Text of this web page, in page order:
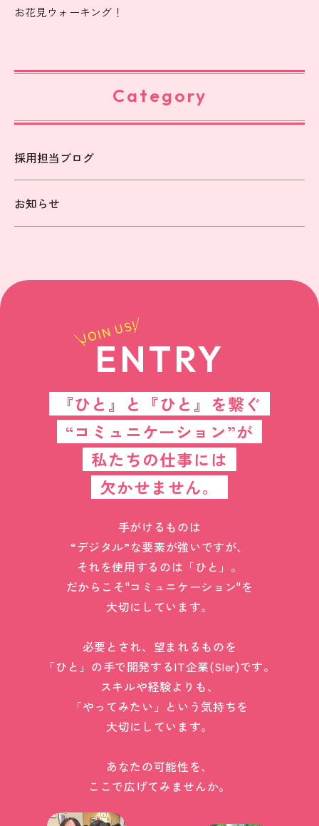
お花見ウォーキング！
Category
採用担当ブログ
お知らせ
JOIN US!
ENTRY
『ひと』と『ひと』を繋ぐ
“コミュニケーション”が
私たちの仕事には
欠かせません。
手がけるものは
“デジタル”な要素が強いですが、
それを使用するのは「ひと」。
だからこそ"コミュニケーション"を
大切にしています。
必要とされ、望まれるものを
「ひと」の手で開発するIT企業(SIer)です。
スキルや経験よりも、
「やってみたい」という気持ちを
大切にしています。
あなたの可能性を、
ここで広げてみませんか。